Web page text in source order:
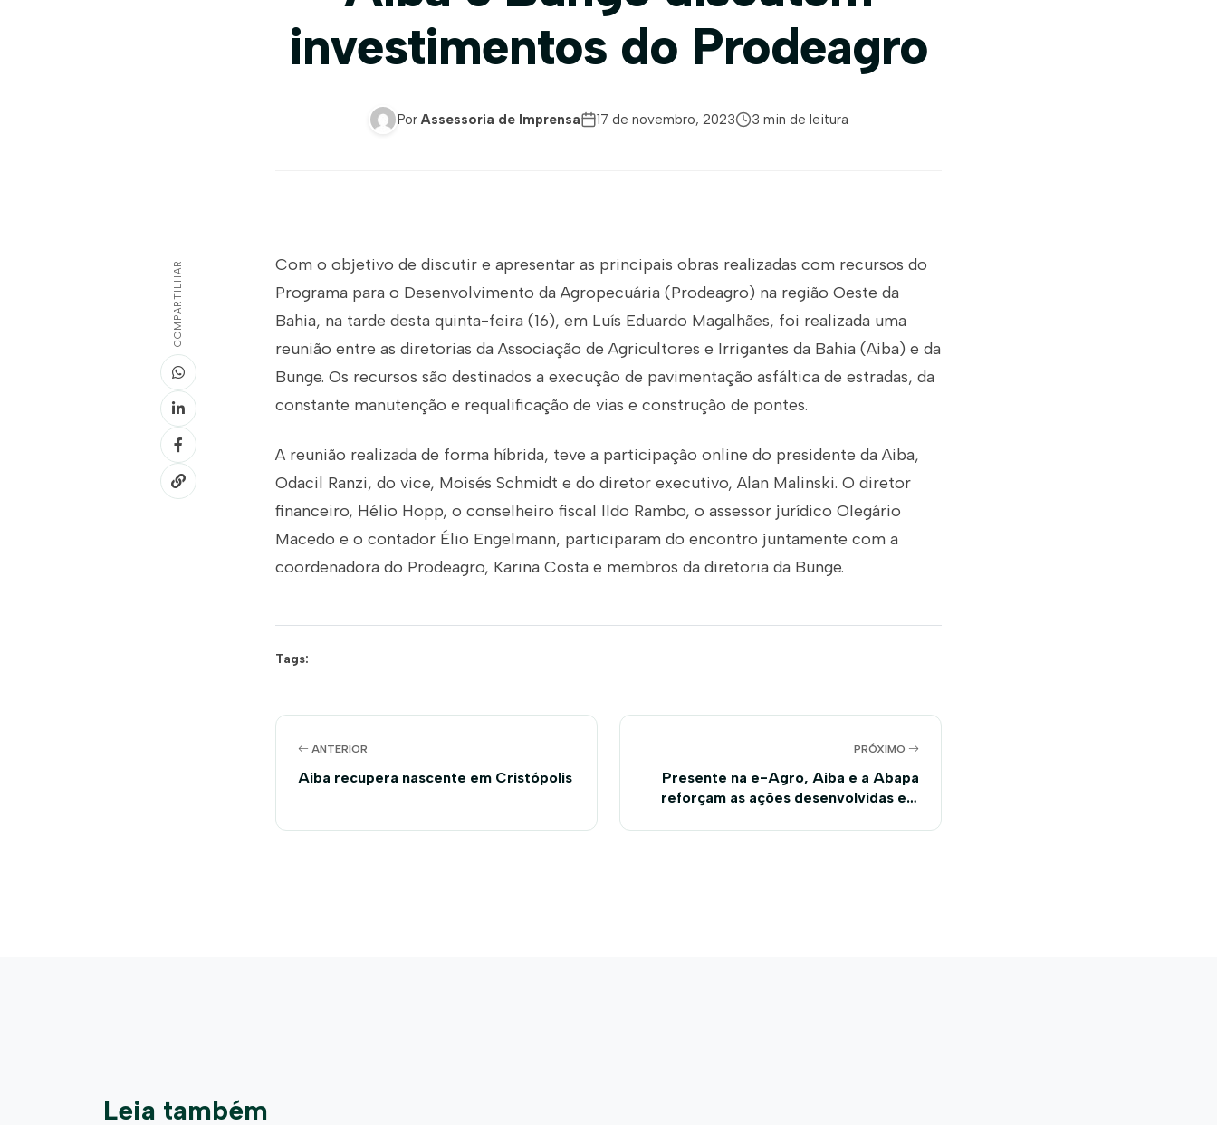
investimentos do Prodeagro
Por Assessoria de Imprensa 17 de novembro, 2023 3 min de leitura
COMPARTILHAR
Com o objetivo de discutir e apresentar as principais obras realizadas com recursos do
Programa para o Desenvolvimento da Agropecuária (Prodeagro) na região Oeste da
Bahia, na tarde desta quinta-feira (16), em Luís Eduardo Magalhães, foi realizada uma
reunião entre as diretorias da Associação de Agricultores e Irrigantes da Bahia (Aiba) e da
Bunge. Os recursos são destinados a execução de pavimentação asfáltica de estradas, da
constante manutenção e requalificação de vias e construção de pontes.
A reunião realizada de forma híbrida, teve a participação online do presidente da Aiba,
Odacil Ranzi, do vice, Moisés Schmidt e do diretor executivo, Alan Malinski. O diretor
financeiro, Hélio Hopp, o conselheiro fiscal Ildo Rambo, o assessor jurídico Olegário
Macedo e o contador Élio Engelmann, participaram do encontro juntamente com a
coordenadora do Prodeagro, Karina Costa e membros da diretoria da Bunge.
Tags:
ANTERIOR
Aiba recupera nascente em Cristópolis
PRÓXIMO
Presente na e-Agro, Aiba e a Abapa
reforçam as ações desenvolvidas em
Leia também